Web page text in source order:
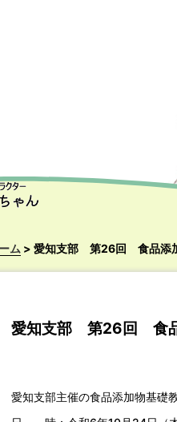
ム > 愛知支部 第26回 食品添
愛知支部 第26回 食品
愛知支部主催の食品添加物基礎